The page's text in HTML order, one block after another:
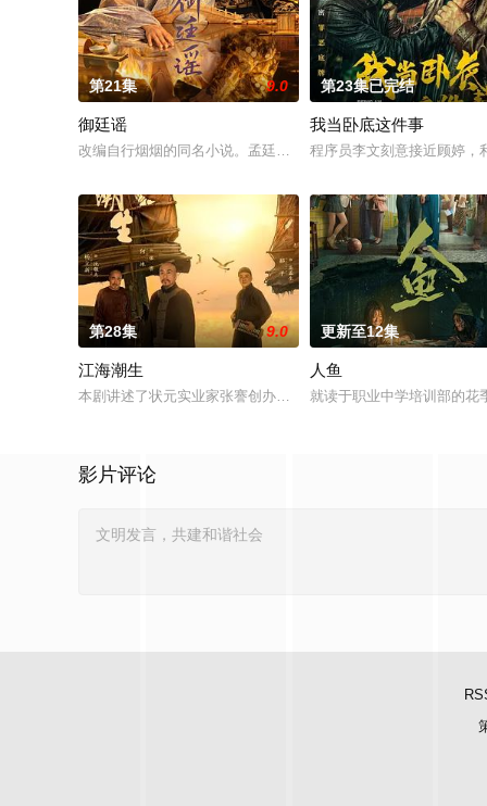
第21集 9.0
御廷谣
改编自行烟烟的同名小说。孟廷辉，大平王朝有史以来个以女子
第23集已完结
我当卧底这件事
程序员李文刻意接近顾婷，
第28集 9.0
江海潮生
本剧讲述了状元实业家张謇创办大生企业，实业报国的故事。甲
更新至12集
人鱼
就读于职业中学培训部的花
影片评论